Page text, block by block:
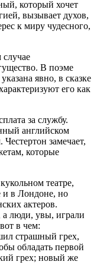
который хочет
вызывает духов,
к миру чудесного,
В поэме
явно, в сказке
его как
за службу.
английском
замечает,
которые
театре,
и в Лондоне, но
актеров.
а люди, увы, играли
в чем:
страшный грех,
обладать первой
грех; новый же